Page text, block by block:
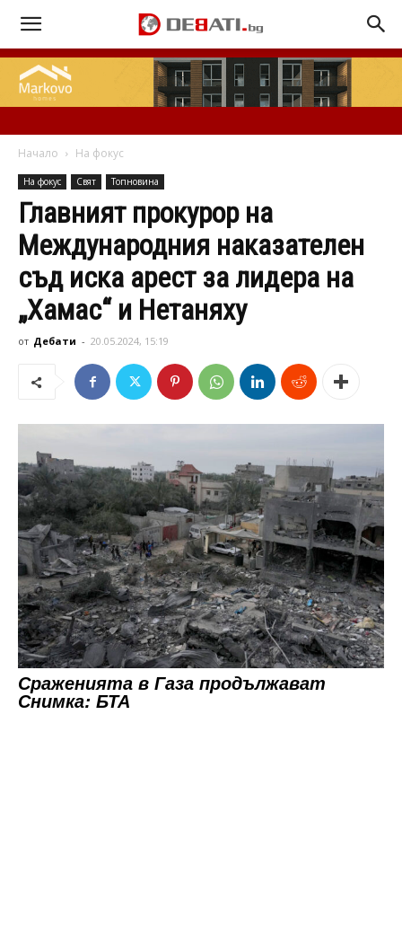
Начало На фокус
На фокус Свят Топновина
Главният прокурор на
Международния наказателен
съд иска арест за лидера на
„Хамас“ и Нетаняху
от Дебати - 20.05.2024, 15:19
Сраженията в Газа продължават
Снимка: БТА